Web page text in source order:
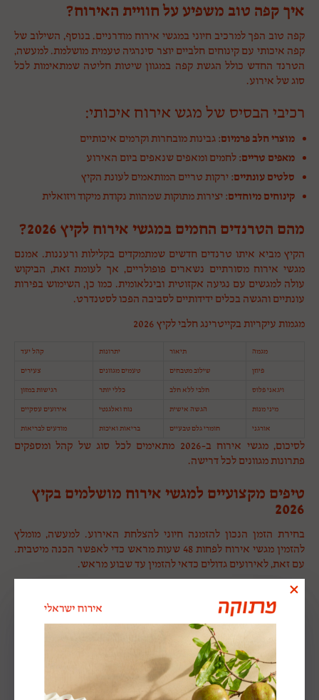
איך קפה טוב משפיע על חוויית האירוח?
קפה טוב הפך למרכיב חיוני במגשי אירוח מודרניים. בנוסף, השילוב של
קפה איכותי עם קינוחים חלביים יוצר סינרגיה טעמית מושלמת. למעשה,
הטרנד החדש כולל הגשת קפה במגוון שיטות חליטה שמתאימות לכל
סוג של אירוע.
רכיבי הבסיס של מגש אירוח איכותי:
מוצרי חלב פרמיום: גבינות מובחרות וקרמים איכותיים
מאפים טריים: לחמים ומאפים שנאפים ביום האירוע
סלטים עונתיים: ירקות טריים המותאמים לעונת הקיץ
קינוחים מיוחדים: יצירות מתוקות שמהוות נקודת מיקוד ויזואלית
מהם הטרנדים החמים במגשי אירוח לקיץ 2026?
הקיץ מביא איתו טרנדים חדשים שמתמקדים בקלילות ורעננות. אמנם
מגשי אירוח מסורתיים נשארים פופולריים, אך לעומת זאת, הביקוש
עולה למגשים עם נגיעה אקזוטית ובינלאומית. כמו כן, השימוש בפירות
עונתיים והגשה בכלים ידידותיים לסביבה הפכו לסטנדרט.
מגמות עיקריות בקייטרינג חלבי לקיץ 2026
מגמה תיאור יתרונות קהל יעד
פיוזן שילוב מטבחים טעמים מגוונים צעירים
ויגאני פלוס חלבי ללא חלב כללי יותר רגישות במזון
מיני מנות הגשה אישית נוח ואלגנטי אירועים עסקיים
אורגני חומרי גלם טבעיים בריאות ואיכות מודעים לבריאות
לסיכום, מגשי אירוח ב-2026 מתאימים לכל סוג של קהל ומספקים
פתרונות מגוונים לכל דרישה.
טיפים מקצועיים למגשי אירוח מושלמים בקיץ
2026
בחירת הזמן הנכון להזמנה חיוני להצלחת האירוע. למעשה, מומלץ
להזמין מגשי אירוח לפחות 48 שעות מראש כדי לאפשר הכנה מיטבית.
עם זאת, לאירועים גדולים כדאי להזמין עד שבוע מראש.
התאמת המגש לסוג האירוע היא המפתח להצלחה. לכן, לישיבות
עסקיות מומלצים מגשים קלאסיים ונוחים לאכילה, בעוד שלאירועים
פרטיים ניתן להרשות יותר יצירתיות ועיצוב מרהיב.
שמירה על טמפרטורה נכונה במהלך האירוח חיונית לאיכות המזון.
בנוסף, השימוש במקרר נייד או באמצעי שמירת קור מבטיח שהמזון
יישאר טרי וטעים לכל אורך האירוע.